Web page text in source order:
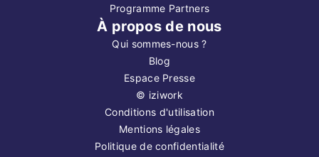
Programme Partners
À propos de nous
Qui sommes-nous ?
Blog
Espace Presse
© iziwork
Conditions d'utilisation
Mentions légales
Politique de confidentialité